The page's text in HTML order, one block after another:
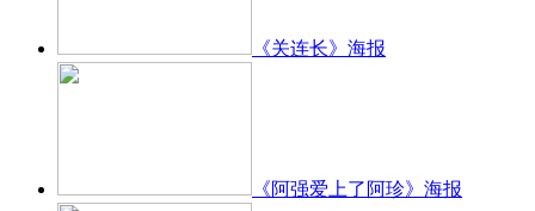
《关连长》海报
《阿强爱上了阿珍》海报